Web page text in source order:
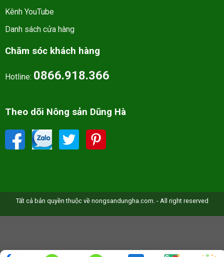
Kênh YouTube
Danh sách cửa hàng
Chăm sóc khách hàng
Hotline: 0866.918.366
Theo dõi Nông sản Dũng Hà
Tất cả bản quyền thuộc về nongsandungha.com. - All right reserved